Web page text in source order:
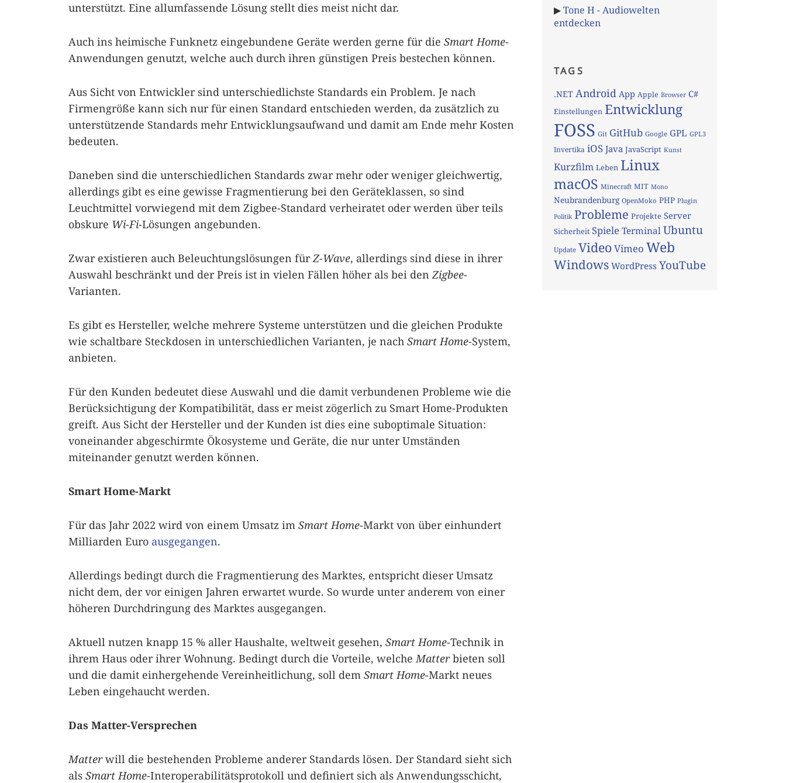
unterstützt. Eine allumfassende Lösung stellt dies meist nicht dar.
Auch ins heimische Funknetz eingebundene Geräte werden gerne für die Smart Home-
Anwendungen genutzt, welche auch durch ihren günstigen Preis bestechen können.
Aus Sicht von Entwickler sind unterschiedlichste Standards ein Problem. Je nach
Firmengröße kann sich nur für einen Standard entschieden werden, da zusätzlich zu
unterstützende Standards mehr Entwicklungsaufwand und damit am Ende mehr Kosten
bedeuten.
Daneben sind die unterschiedlichen Standards zwar mehr oder weniger gleichwertig,
allerdings gibt es eine gewisse Fragmentierung bei den Geräteklassen, so sind
Leuchtmittel vorwiegend mit dem Zigbee-Standard verheiratet oder werden über teils
obskure Wi-Fi-Lösungen angebunden.
Zwar existieren auch Beleuchtungslösungen fürZ-Wave, allerdings sind diese in ihrer
Auswahl beschränkt und der Preis ist in vielen Fällen höher als bei denZigbee-
Varianten.
Es gibt es Hersteller, welche mehrere Systeme unterstützen und die gleichen Produkte
wie schaltbare Steckdosen in unterschiedlichen Varianten, je nach Smart Home-System,
anbieten.
Für den Kunden bedeutet diese Auswahl und die damit verbundenen Probleme wie die
Berücksichtigung der Kompatibilität, dass er meist zögerlich zu Smart Home-Produkten
greift. Aus Sicht der Hersteller und der Kunden ist dies eine suboptimale Situation:
voneinander abgeschirmte Ökosysteme und Geräte, die nur unter Umständen
miteinander genutzt werden können.
Smart Home-Markt
Für das Jahr 2022 wird von einem Umsatz im Smart Home-Markt von über einhundert
Milliarden Euro ausgegangen.
Allerdings bedingt durch die Fragmentierung des Marktes, entspricht dieser Umsatz
nicht dem, der vor einigen Jahren erwartet wurde. So wurde unter anderem von einer
höheren Durchdringung des Marktes ausgegangen.
Aktuell nutzen knapp 15 % aller Haushalte, weltweit gesehen, Smart Home-Technik in
ihrem Haus oder ihrer Wohnung. Bedingt durch die Vorteile, welcheMatterbieten soll
und die damit einhergehende Vereinheitlichung, soll dem Smart Home-Markt neues
Leben eingehaucht werden.
Das Matter-Versprechen
Matterwill die bestehenden Probleme anderer Standards lösen. Der Standard sieht sich
als Smart Home-Interoperabilitätsprotokoll und definiert sich als Anwendungsschicht,
▶Tone H - Audiowelten
entdecken
TAGS
.NET Android App Apple Browser C#
Einstellungen Entwicklung
FOSS Git GitHub Google GPL GPL3
Invertika iOS Java JavaScript Kunst
Kurzfilm Leben Linux
macOS Minecraft MIT Mono
Neubrandenburg OpenMoko PHP Plugin
Politik Probleme Projekte Server
Sicherheit Spiele TerminalUbuntu
Update VideoVimeo Web
Windows WordPress YouTube